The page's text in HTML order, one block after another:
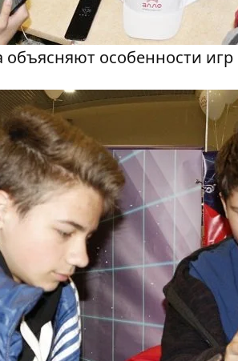
особенности игр